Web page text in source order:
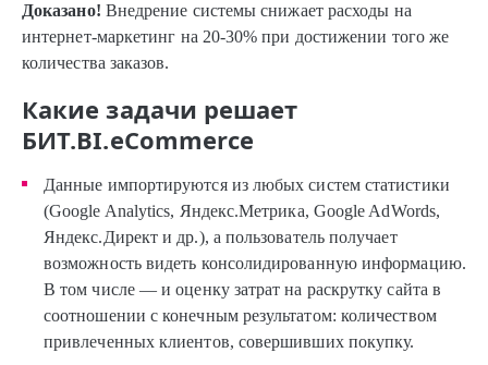
Доказано! Внедрение системы снижает расходы на
интернет-маркетинг на 20-30% при достижении того же
количества заказов.
Какие задачи решает
БИТ.BI.eCommerce
Данные импортируются из любых систем статистики
(Google Analytics, Яндекс.Метрика, Google AdWords,
Яндекс.Директ и др.), а пользователь получает
возможность видеть консолидированную информацию.
В том числе — и оценку затрат на раскрутку сайта в
соотношении с конечным результатом: количеством
привлеченных клиентов, совершивших покупку.